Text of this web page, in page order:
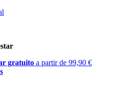
gratuito a partir de 99,90 €